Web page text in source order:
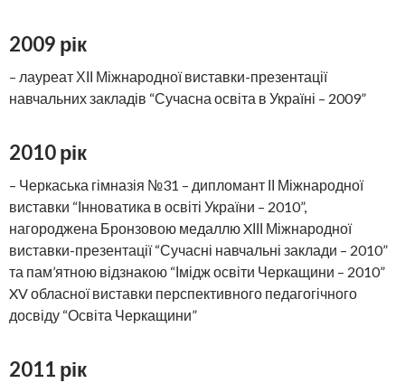
2009 рік
– лауреат ХІІ Міжнародної виставки-презентації
навчальних закладів “Сучасна освіта в Україні – 2009”
2010 рік
– Черкаська гімназія №31 – дипломант ІІ Міжнародної
виставки “Інноватика в освіті України – 2010”,
нагороджена Бронзовою медаллю XІІІ Міжнародної
виставки-презентації “Сучасні навчальні заклади – 2010”
та пам’ятною відзнакою “Імідж освіти Черкащини – 2010”
XV обласної виставки перспективного педагогічного
досвіду “Освіта Черкащини”
2011 рік